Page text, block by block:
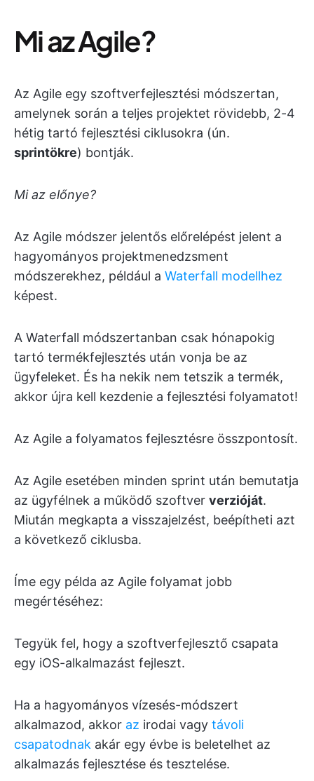
Mi az Agile?
Az Agile egy szoftverfejlesztési módszertan,
amelynek során a teljes projektet rövidebb, 2-4
hétig tartó fejlesztési ciklusokra (ún.
sprintökre) bontják.
Mi az előnye?
Az Agile módszer jelentős előrelépést jelent a
hagyományos projektmenedzsment
módszerekhez, például a Waterfall modellhez
képest.
A Waterfall módszertanban csak hónapokig
tartó termékfejlesztés után vonja be az
ügyfeleket. És ha nekik nem tetszik a termék,
akkor újra kell kezdenie a fejlesztési folyamatot!
Az Agile a folyamatos fejlesztésre összpontosít.
Az Agile esetében minden sprint után bemutatja
az ügyfélnek a működő szoftver verzióját.
Miután megkapta a visszajelzést, beépítheti azt
a következő ciklusba.
Íme egy példa az Agile folyamat jobb
megértéséhez:
Tegyük fel, hogy a szoftverfejlesztő csapata
egy iOS-alkalmazást fejleszt.
Ha a hagyományos vízesés-módszert
alkalmazod, akkor az irodai vagy távoli
csapatodnak akár egy évbe is beletelhet az
alkalmazás fejlesztése és tesztelése.